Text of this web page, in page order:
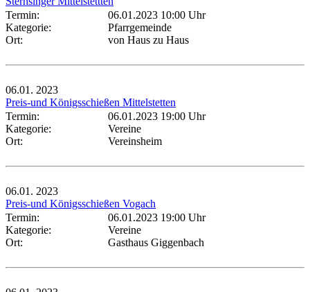
Termin:
06.01.2023 10:00 Uhr
Kategorie:
Pfarrgemeinde
Ort:
von Haus zu Haus
06.01. 2023
Preis-und Königsschießen Mittelstetten
Termin:
06.01.2023 19:00 Uhr
Kategorie:
Vereine
Ort:
Vereinsheim
06.01. 2023
Preis-und Königsschießen Vogach
Termin:
06.01.2023 19:00 Uhr
Kategorie:
Vereine
Ort:
Gasthaus Giggenbach